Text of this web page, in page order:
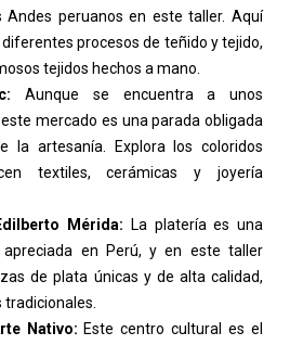
peruanos en este taller. Aquí
procesos de teñido y tejido,
tejidos hechos a mano.
Aunque se encuentra a unos
mercado es una parada obligada
la artesanía. Explora los coloridos
textiles, cerámicas y joyería
Mérida: La platería es una
en Perú, y en este taller
de plata únicas y de alta calidad,
Nativo: Este centro cultural es el